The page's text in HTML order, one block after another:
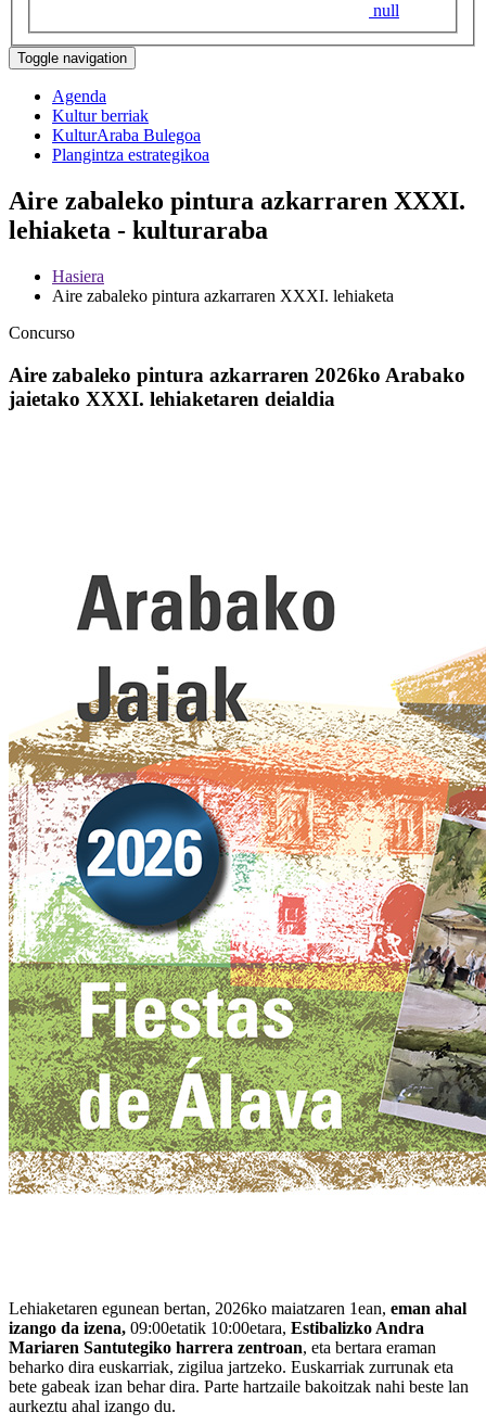
null
Toggle navigation
Agenda
Kultur berriak
KulturAraba Bulegoa
Plangintza estrategikoa
Aire zabaleko pintura azkarraren XXXI.
lehiaketa - kulturaraba
Hasiera
Aire zabaleko pintura azkarraren XXXI. lehiaketa
Concurso
Aire zabaleko pintura azkarraren 2026ko Arabako
jaietako XXXI. lehiaketaren deialdia
Lehiaketaren egunean bertan, 2026ko maiatzaren 1ean, eman ahal
izango da izena, 09:00etatik 10:00etara, Estibalizko Andra
Mariaren Santutegiko harrera zentroan, eta bertara eraman
beharko dira euskarriak, zigilua jartzeko. Euskarriak zurrunak eta
bete gabeak izan behar dira. Parte hartzaile bakoitzak nahi beste lan
aurkeztu ahal izango du.